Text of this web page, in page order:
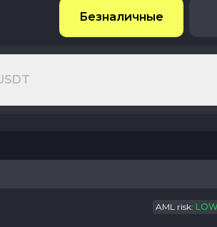
Безналичные
AML risk: LOW